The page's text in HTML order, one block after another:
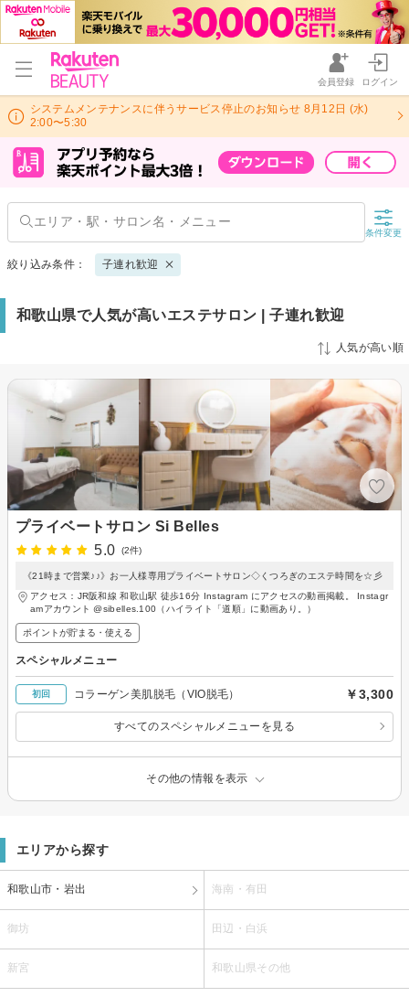
会員登録 ログイン
システムメンテナンスに伴うサービス停止のお知らせ 8月12日 (水)
2:00〜5:30
条件変更
絞り込み条件： 子連れ歓迎
和歌山県で人気が高いエステサロン | 子連れ歓迎
人気が高い順
プライベートサロン Si Belles
5.0
(2件)
《21時まで営業♪♪》お一人様専用プライベートサロン◇くつろぎのエステ時間を☆彡
アクセス：JR阪和線 和歌山駅 徒歩16分 Instagram にアクセスの動画掲載。 Instagr
amアカウント @sibelles.100（ハイライト「道順」に動画あり。）
ポイントが貯まる・使える
スペシャルメニュー
初回 コラーゲン美肌脱毛（VIO脱毛） ￥3,300
すべてのスペシャルメニューを見る
その他の情報を表示
エリアから探す
和歌山市・岩出 海南・有田
御坊 田辺・白浜
新宮 和歌山県その他